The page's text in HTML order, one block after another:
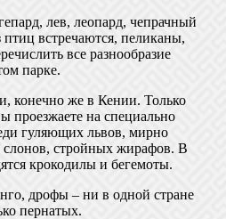
лев, леопард, чепрачный
встречаются, пеликаны,
все разнообразие
парке.
конечно же в Кении. Только
проезжаете на специально
гуляющих львов, мирно
стройных жирафов. В
крокодилы и бегемоты.
дрофы – ни в одной стране
пернатых.